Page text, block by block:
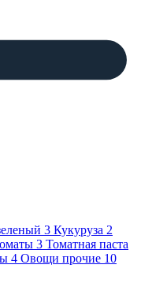
3 Кукуруза 2
3 Томатная паста
4 Овощи прочие 10